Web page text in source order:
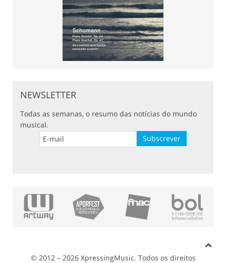
NEWSLETTER
Todas as semanas, o resumo das notícias do mundo
musical.
© 2012 – 2026 XpressingMusic. Todos os direitos